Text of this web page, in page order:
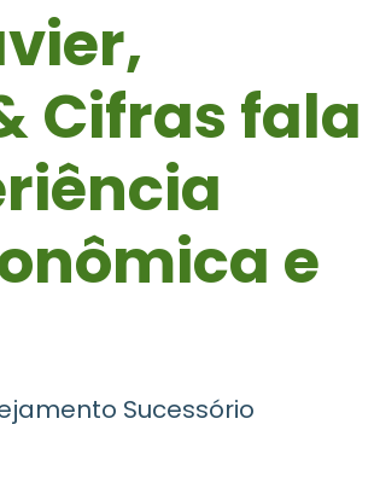
Cifras fala
e
Sucessório